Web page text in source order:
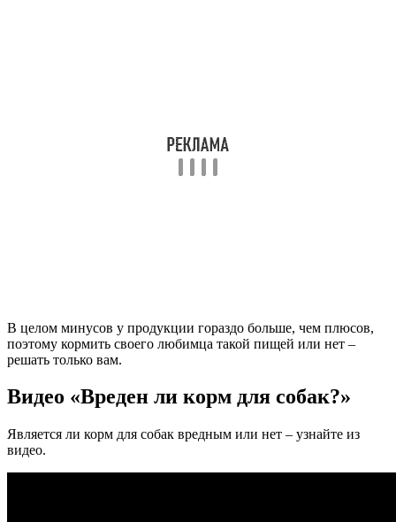
В целом минусов у продукции гораздо больше, чем плюсов,
поэтому кормить своего любимца такой пищей или нет –
решать только вам.
Видео «Вреден ли корм для собак?»
Является ли корм для собак вредным или нет – узнайте из
видео.